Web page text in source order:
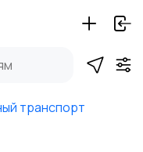
транспорт